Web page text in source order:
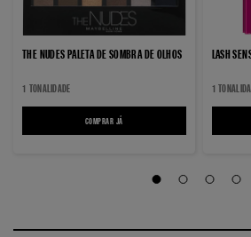
THE NUDES PALETA DE SOMBRA DE OLHOS
1 TONALIDADE
COMPRAR JÁ
LASH
1
Cursor 1Cursor 2
Cursor